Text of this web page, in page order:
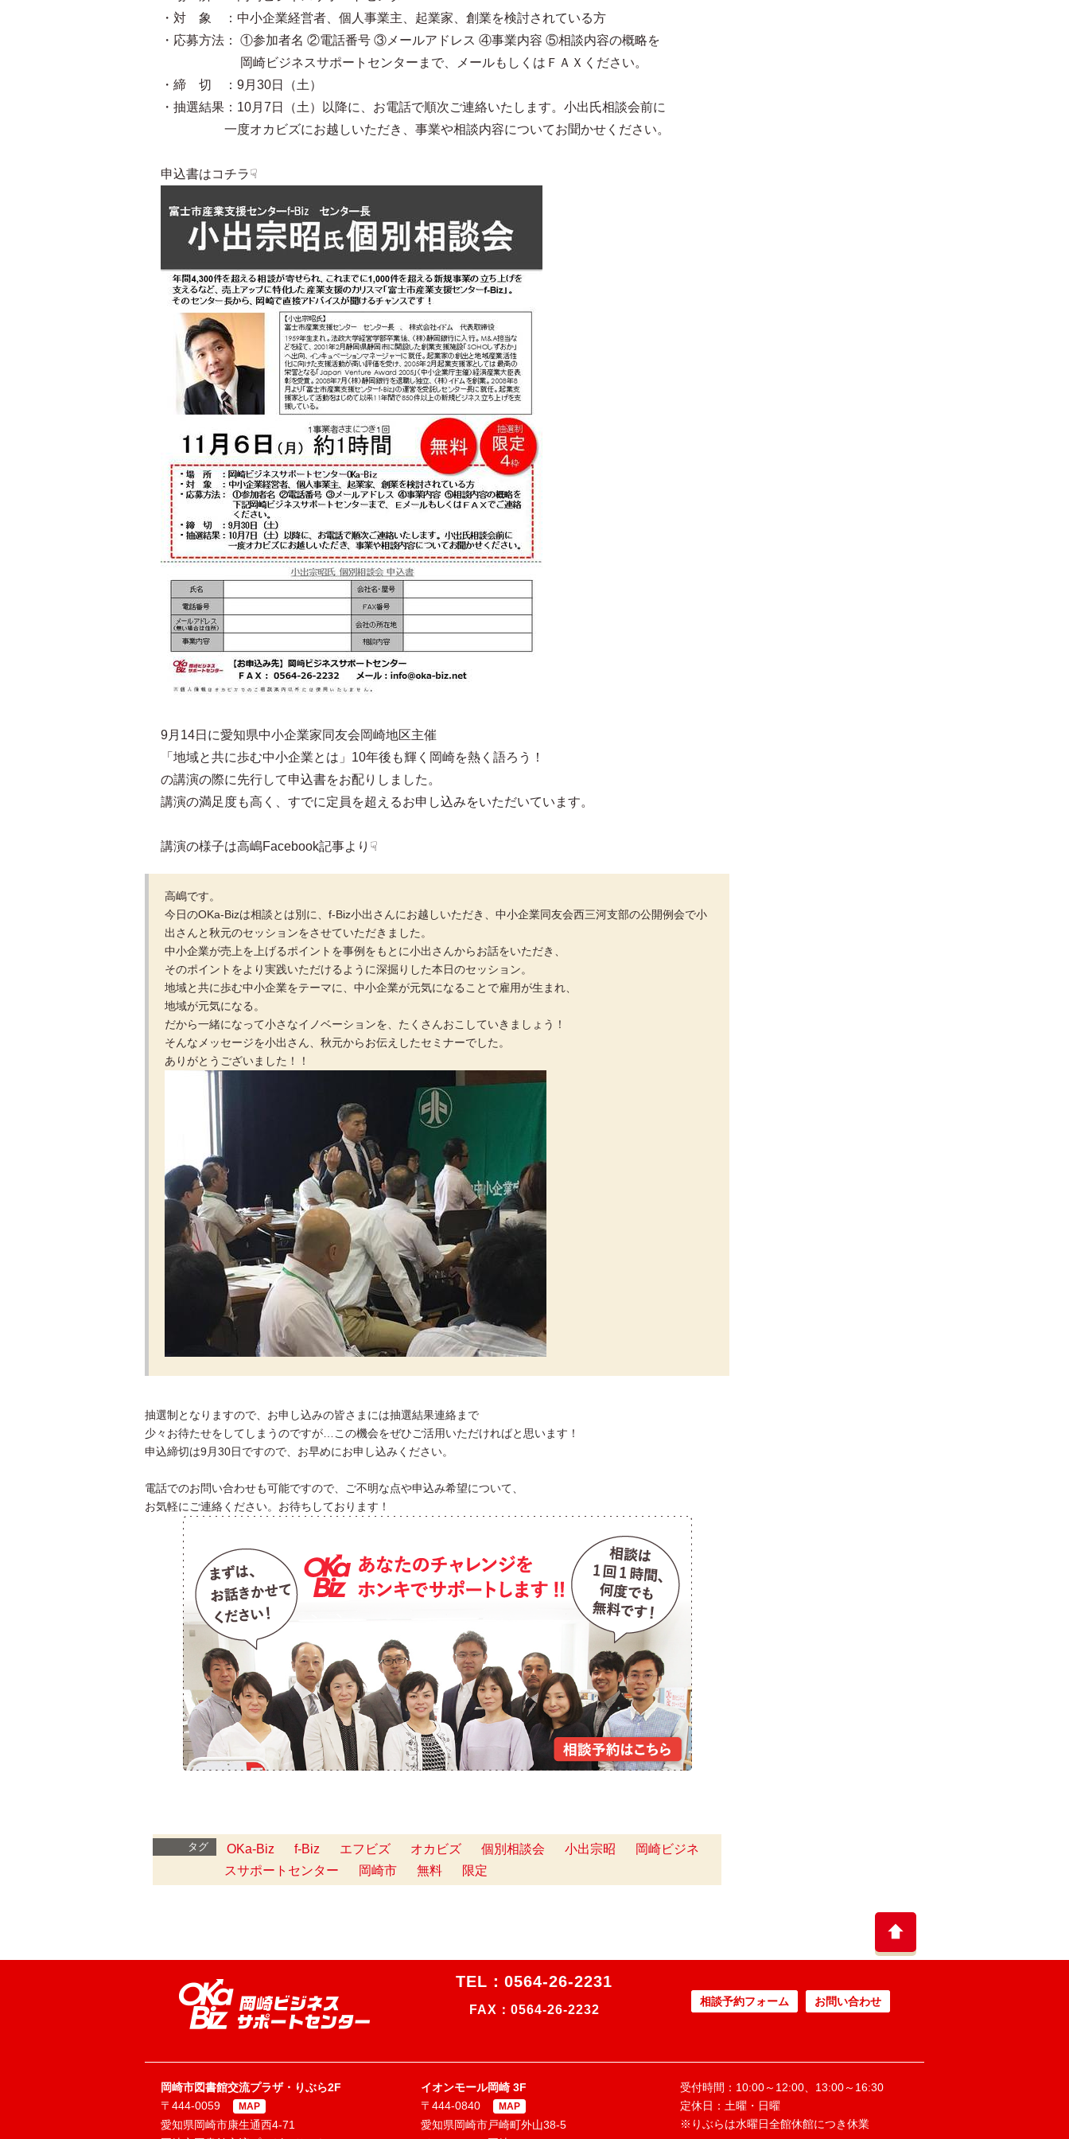
・対 象 ：中小企業経営者、個人事業主、起業家、創業を検討されている方
・応募方法： ①参加者名 ②電話番号 ③メールアドレス ④事業内容 ⑤相談内容の概略を
岡崎ビジネスサポートセンターまで、メールもしくはＦＡＸください。
・締 切 ：9月30日（土）
・抽選結果：10月7日（土）以降に、お電話で順次ご連絡いたします。小出氏相談会前に
一度オカビズにお越しいただき、事業や相談内容についてお聞かせください。
申込書はコチラ☟
9月14日に愛知県中小企業家同友会岡崎地区主催
「地域と共に歩む中小企業とは」10年後も輝く岡崎を熱く語ろう！
の講演の際に先行して申込書をお配りしました。
講演の満足度も高く、すでに定員を超えるお申し込みをいただいています。
講演の様子は高嶋Facebook記事より☟
高嶋です。
今日のOKa-Bizは相談とは別に、f-Biz小出さんにお越しいただき、中小企業同友会西三河支部の公開例会で小
出さんと秋元のセッションをさせていただきました。
中小企業が売上を上げるポイントを事例をもとに小出さんからお話をいただき、
そのポイントをより実践いただけるように深掘りした本日のセッション。
地域と共に歩む中小企業をテーマに、中小企業が元気になることで雇用が生まれ、
地域が元気になる。
だから一緒になって小さなイノベーションを、たくさんおこしていきましょう！
そんなメッセージを小出さん、秋元からお伝えしたセミナーでした。
ありがとうございました！！
抽選制となりますので、お申し込みの皆さまには抽選結果連絡まで
少々お待たせをしてしまうのですが…この機会をぜひご活用いただければと思います！
申込締切は9月30日ですので、お早めにお申し込みください。
電話でのお問い合わせも可能ですので、ご不明な点や申込み希望について、
お気軽にご連絡ください。お待ちしております！
タグ OKa-Biz f-Biz エフビズ オカビズ 個別相談会 小出宗昭
岡崎ビジネ
スサポートセンター
岡崎市 無料 限定
TEL：0564-26-2231
FAX：0564-26-2232
相談予約フォーム お問い合わせ
岡崎市図書館交流プラザ・りぶら2F
〒444-0059
MAP
愛知県岡崎市康生通西4-71
イオンモール岡崎 3F
〒444-0840
MAP
愛知県岡崎市戸崎町外山38-5
受付時間：10:00～12:00、13:00～16:30
定休日：土曜・日曜
※りぶらは水曜日全館休館につき休業